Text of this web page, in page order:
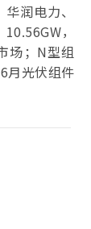
润电力、
，
场；N型组
月光伏组件